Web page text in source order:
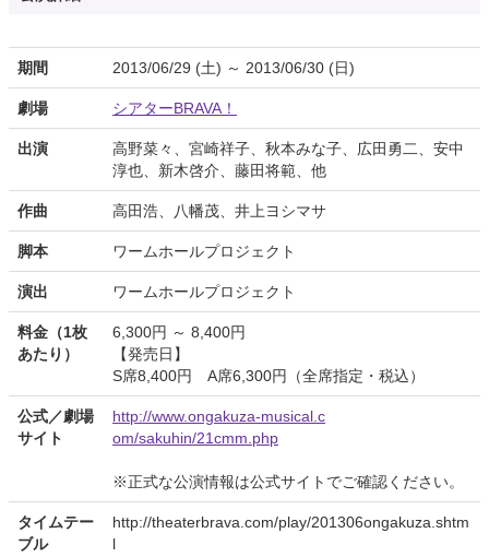
期間 2013/06/29 (土) ～ 2013/06/30 (日)
劇場 シアターBRAVA！
出演
高野菜々、宮崎祥子、秋本みな子、広田勇二、安中
淳也、新木啓介、藤田将範、他
作曲 高田浩、八幡茂、井上ヨシマサ
脚本 ワームホールプロジェクト
演出 ワームホールプロジェクト
料金（1枚
あたり）
6,300円 ～ 8,400円
【発売日】
S席8,400円 A席6,300円（全席指定・税込）
公式／劇場
サイト
http://www.ongakuza-musical.c
om/sakuhin/21cmm.php
※正式な公演情報は公式サイトでご確認ください。
タイムテー
ブル
http://theaterbrava.com/play/201306ongakuza.shtm
l